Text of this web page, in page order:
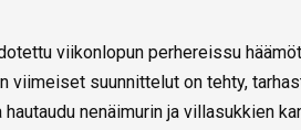
viikonlopun perhereissu
viimeiset suunnittelut on tehty,
nenäimurin ja villasukkien